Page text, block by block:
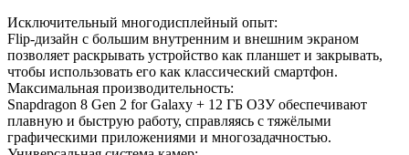
Исключительный многодисплейный опыт:
Flip-дизайн с большим внутренним и внешним экраном
позволяет раскрывать устройство как планшет и закрывать,
чтобы использовать его как классический смартфон.
Максимальная производительность:
Snapdragon 8 Gen 2 for Galaxy + 12 ГБ ОЗУ обеспечивают
плавную и быструю работу, справляясь с тяжёлыми
графическими приложениями и многозадачностью.